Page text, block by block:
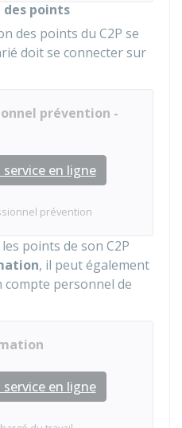
points
des points du C2P se
doit se connecter sur
prévention -
service en ligne
prévention
points de son C2P
, il peut également
compte personnel de
service en ligne